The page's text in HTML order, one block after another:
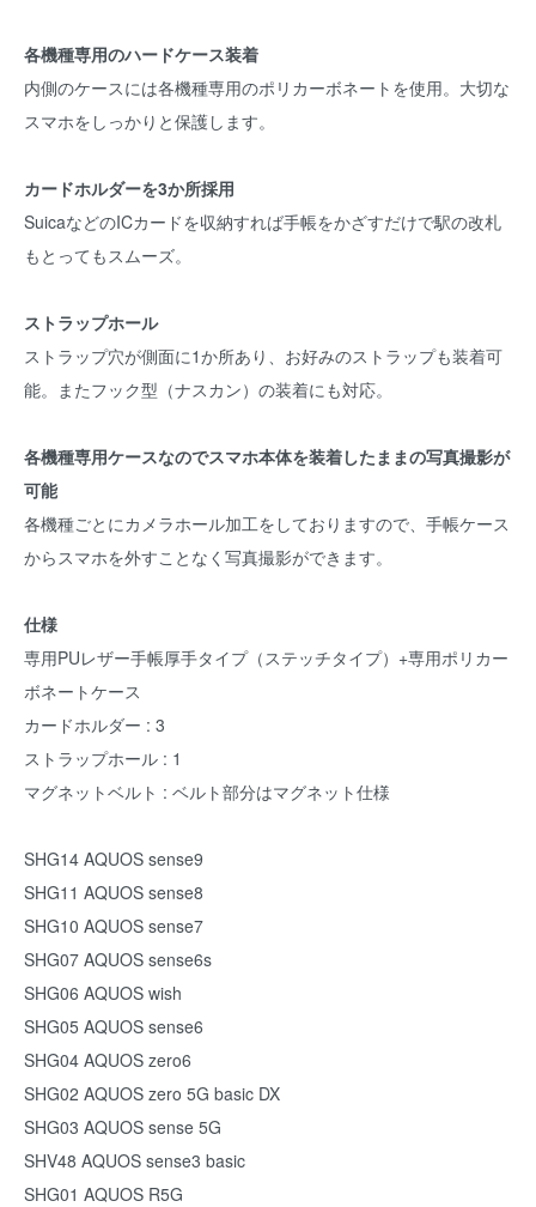
各機種専用のハードケース装着
内側のケースには各機種専用のポリカーボネートを使用。大切な
スマホをしっかりと保護します。
カードホルダーを3か所採用
SuicaなどのICカードを収納すれば手帳をかざすだけで駅の改札
もとってもスムーズ。
ストラップホール
ストラップ穴が側面に1か所あり、お好みのストラップも装着可
能。またフック型（ナスカン）の装着にも対応。
各機種専用ケースなのでスマホ本体を装着したままの写真撮影が
可能
各機種ごとにカメラホール加工をしておりますので、手帳ケース
からスマホを外すことなく写真撮影ができます。
仕様
専用PUレザー手帳厚手タイプ（ステッチタイプ）+専用ポリカー
ボネートケース
カードホルダー : 3
ストラップホール : 1
マグネットベルト : ベルト部分はマグネット仕様
SHG14 AQUOS sense9
SHG11 AQUOS sense8
SHG10 AQUOS sense7
SHG07 AQUOS sense6s
SHG06 AQUOS wish
SHG05 AQUOS sense6
SHG04 AQUOS zero6
SHG02 AQUOS zero 5G basic DX
SHG03 AQUOS sense 5G
SHV48 AQUOS sense3 basic
SHG01 AQUOS R5G